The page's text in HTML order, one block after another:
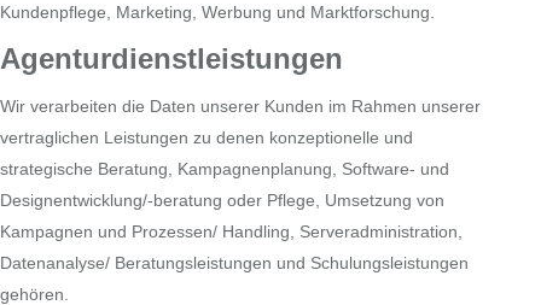
Kundenpflege, Marketing, Werbung und Marktforschung.
Agenturdienstleistungen
Wir verarbeiten die Daten unserer Kunden im Rahmen unserer
vertraglichen Leistungen zu denen konzeptionelle und
strategische Beratung, Kampagnenplanung, Software- und
Designentwicklung/-beratung oder Pflege, Umsetzung von
Kampagnen und Prozessen/ Handling, Serveradministration,
Datenanalyse/ Beratungsleistungen und Schulungsleistungen
gehören.